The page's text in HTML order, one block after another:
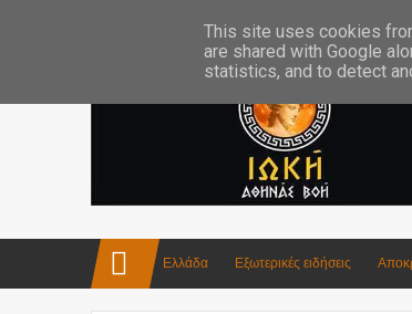
Ελλάδα Εξωτερικές ειδήσεις
This site uses cookies
are shared with Google
statistics, and to detect